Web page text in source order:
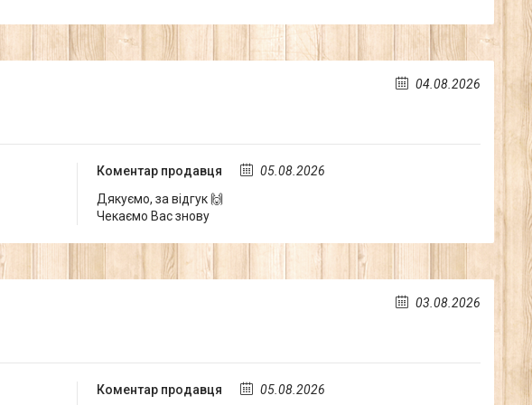
04.08.2026
Коментар продавця
05.08.2026
Дякуємо, за відгук 🙌
Чекаємо Вас знову
03.08.2026
Коментар продавця
05.08.2026